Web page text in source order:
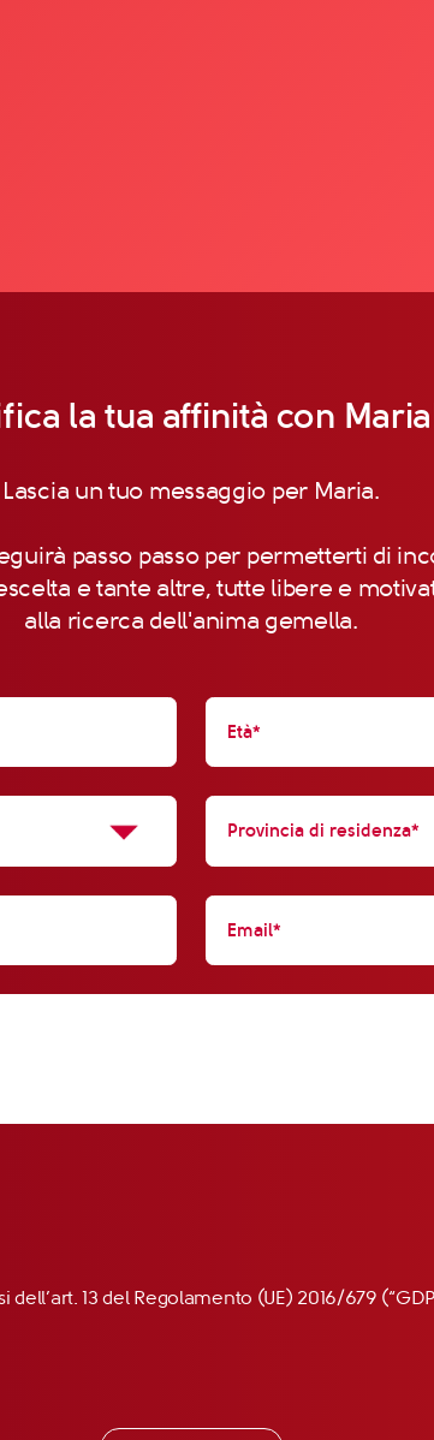
la tua affinità con
Lascia un tuo messaggio per Maria.
passo passo per permetterti di
e tante altre, tutte libere e
alla ricerca dell'anima gemella.
13 del Regolamento (UE) 2016/679